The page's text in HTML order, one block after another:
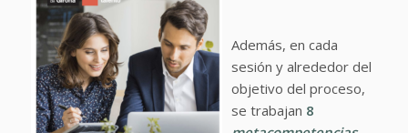
Además, en cada
sesión y alrededor del
objetivo del proceso,
se trabajan 8